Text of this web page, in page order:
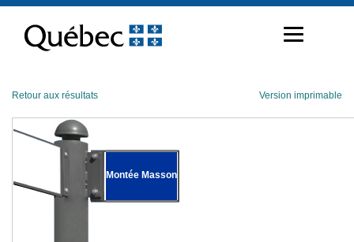
contenu
Retour aux résultats Version imprimable
Montée Masson